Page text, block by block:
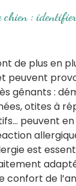
chien :
de plus en
peuvent
gênants :
otites à
peuvent
est
confort de